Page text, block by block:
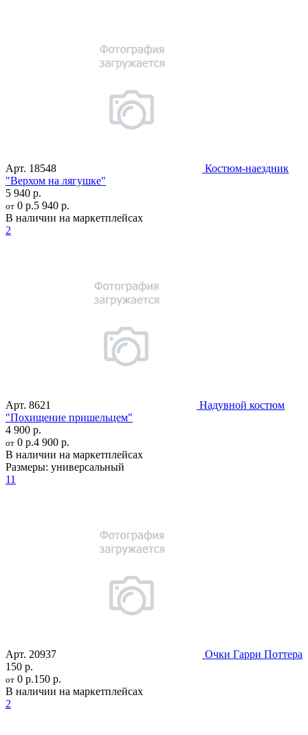
Арт. 18548
Костюм-наездник
"Верхом на лягушке"
5 940 р.
от 0 р.5 940 р.
В наличии на маркетплейсах
2
Арт. 8621
Надувной костюм
"Похищение пришельцем"
4 900 р.
от 0 р.4 900 р.
В наличии на маркетплейсах
Размеры: универсальный
11
Арт. 20937
Очки Гарри Поттера
150 р.
от 0 р.150 р.
В наличии на маркетплейсах
2